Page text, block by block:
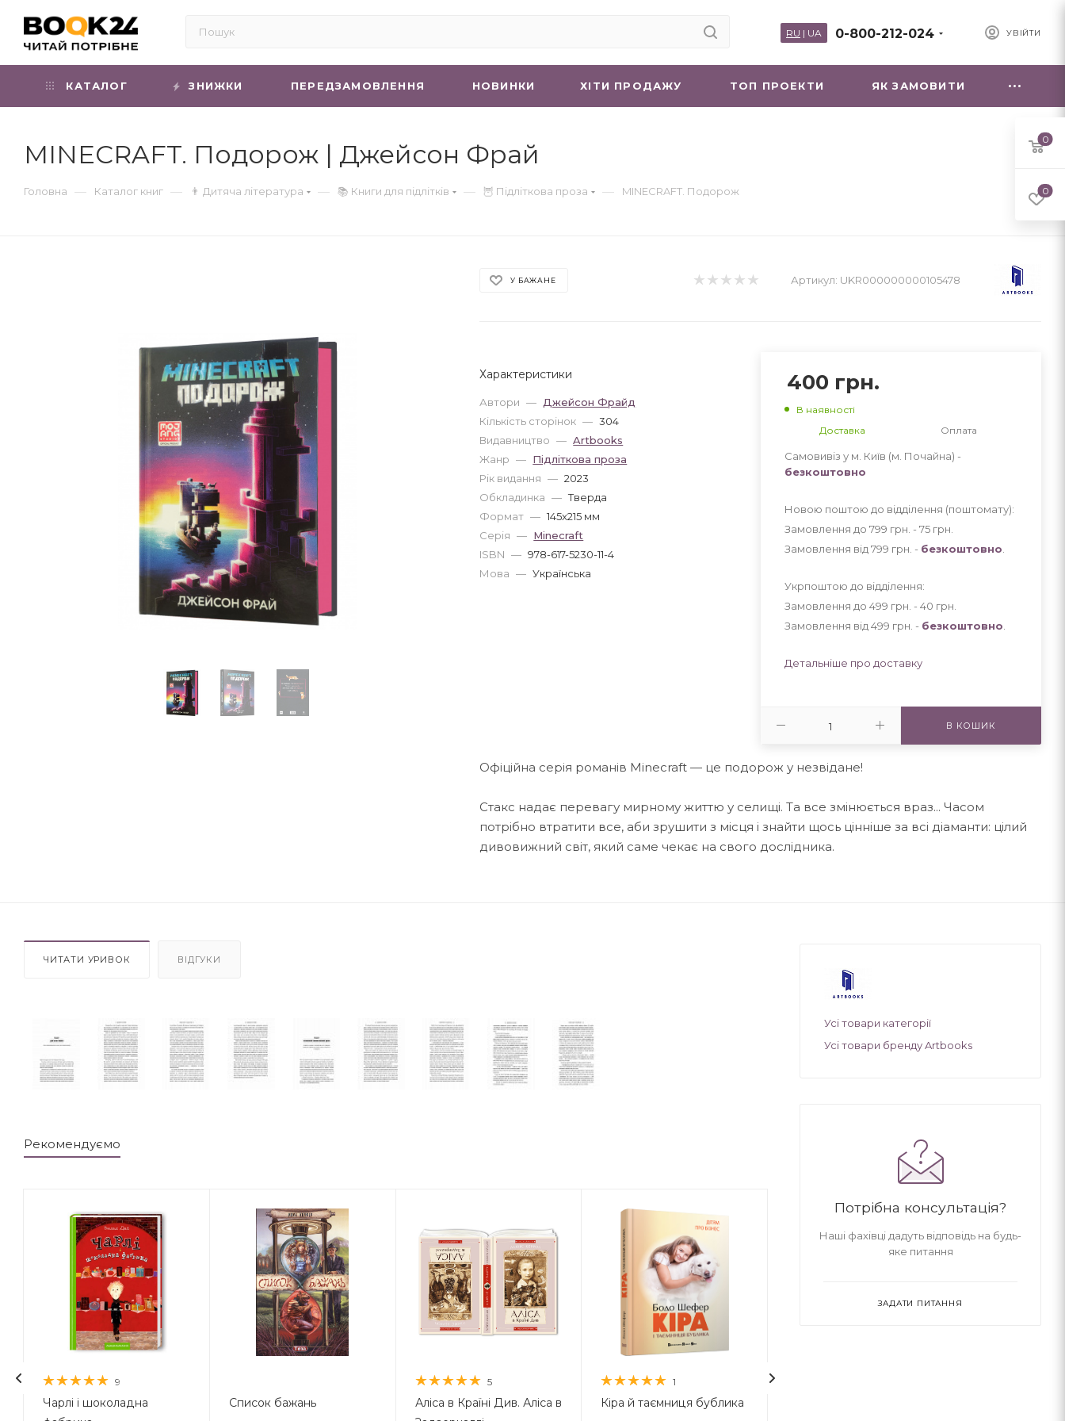
УВІЙТИ
0-800-212-024
RU | UA
КАТАЛОГ ЗНИЖКИ ПЕРЕДЗАМОВЛЕННЯ НОВИНКИ ХIТИ ПРОДАЖУ ТОП ПРОЕКТИ ЯК ЗАМОВИТИ
MINECRAFT. Подорож | Джейсон Фрай
Головна — Каталог книг — 👨 Дитяча література — 📚 Книги для підлітків — 🦉 Підліткова проза — MINECRAFT. Подорож
У БАЖАНЕ Артикул: UKR000000000105478
Характеристики
Автори — Джейсон Фрайд
Кількість сторінок — 304
Видавництво — Artbooks
Жанр — Підліткова проза
Рік видання — 2023
Обкладинка — Тверда
Формат — 145x215 мм
Серія — Minecraft
ISBN — 978-617-5230-11-4
Мова — Українська
400 грн.
В наявності
Доставка
Оплата
Самовивіз у м. Київ (м. Почайна) -
безкоштовно
Новою поштою до відділення (поштомату):
Замовлення до 799 грн. - 75 грн
Замовлення від 799 грн. - безкоштовно
Укрпоштою до відділення:
Замовлення до 499 грн. - 40 грн
Замовлення від 499 грн. - безкоштовно
Детальніше про доставку
В КОШИК
Офіційна серія романів Minecraft — це подорож у незвідане!
Стакс надає перевагу мирному життю у селищі. Та все змінюється враз... Часом
потрібно втратити все, аби зрушити з місця і знайти щось цінніше за всі діаманти: цілий
дивовижний світ, який саме чекає на свого дослідника.
ЧИТАТИ УРИВОК ВІДГУКИ
Рекомендуємо
9
Чарлі і шоколадна
Список бажань
5
Аліса в Країні Див. Аліса в
1
Кіра й таємниця бублика
Усі товари категорії
Усі товари бренду Artbooks
Потрібна консультація?
Наші фахівці дадуть відповідь на будь-
яке питання
ЗАДАТИ ПИТАННЯ
0
0